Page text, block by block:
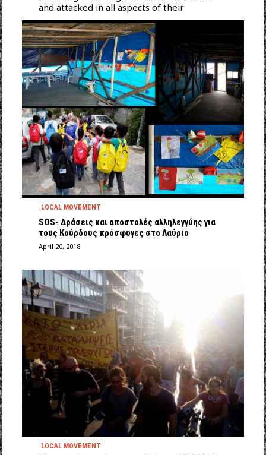
and attacked in all aspects of their
LOCAL MOVEMENT
SOS- Δράσεις και αποστολές αλληλεγγύης για
τους Κούρδους πρόσφυγες στο Λαύριο
April 20, 2018
LOCAL MOVEMENT